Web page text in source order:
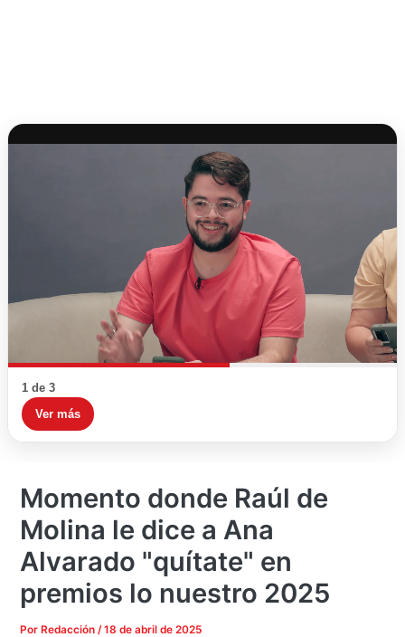
1 de 3
Ver más
Momento donde Raúl de
Molina le dice a Ana
Alvarado "quítate" en
premios lo nuestro 2025
Por Redacción/18 de abril de 2025